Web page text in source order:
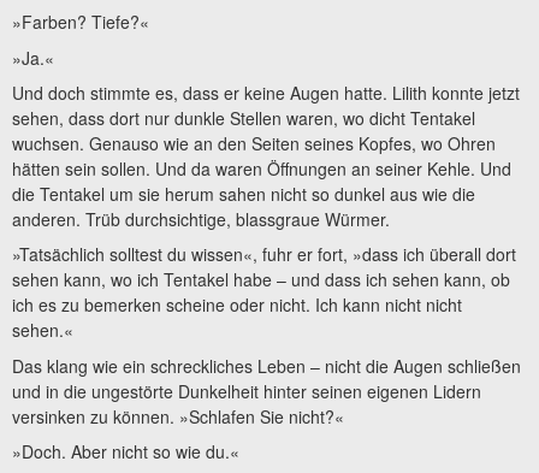
»Farben? Tiefe?«
»Ja.«
Und doch stimmte es, dass er keine Augen hatte. Lilith konnte jetzt
sehen, dass dort nur dunkle Stellen waren, wo dicht Tentakel
wuchsen. Genauso wie an den Seiten seines Kopfes, wo Ohren
hätten sein sollen. Und da waren Öffnungen an seiner Kehle. Und
die Tentakel um sie herum sahen nicht so dunkel aus wie die
anderen. Trüb durchsichtige, blassgraue Würmer.
»Tatsächlich solltest du wissen«, fuhr er fort, »dass ich überall dort
sehen kann, wo ich Tentakel habe – und dass ich sehen kann, ob
ich es zu bemerken scheine oder nicht. Ich kann nicht nicht
sehen.«
Das klang wie ein schreckliches Leben – nicht die Augen schließen
und in die ungestörte Dunkelheit hinter seinen eigenen Lidern
versinken zu können. »Schlafen Sie nicht?«
»Doch. Aber nicht so wie du.«